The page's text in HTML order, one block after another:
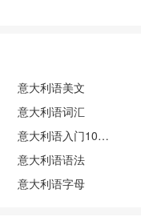
意大利语美文
意大利语词汇
意大利语入门100句
意大利语语法
意大利语字母